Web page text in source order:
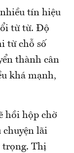
tín hiệu
từ từ. Độ
từ chỗ số
thành cân
khá mạnh,
hồi hộp chờ
chuyện lãi
trọng. Thị